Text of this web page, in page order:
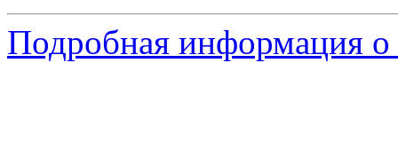
Подробная информация